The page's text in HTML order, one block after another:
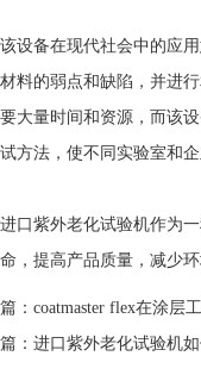
备在现代社会中的应用
料的弱点和缺陷，并进
大量时间和资源，而该
方法，使不同实验室和
紫外老化试验机作为一
，提高产品质量，减少
： coatmaster flex在涂层
： 进口紫外老化试验机